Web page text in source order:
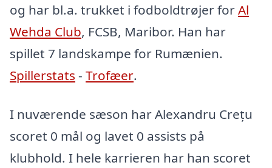
og har bl.a. trukket i fodboldtrøjer forAl
Wehda Club, FCSB, Maribor. Han har
spillet 7 landskampe for Rumænien.
Spillerstats - Trofæer.
I nuværende sæson har Alexandru Crețu
scoret 0 mål og lavet 0 assists på
klubhold. I hele karrieren har han scoret